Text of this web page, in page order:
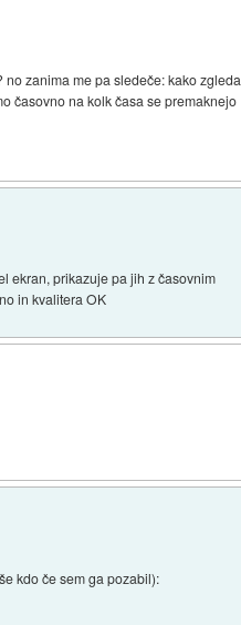
zanima me pa sledeče: kako zgleda
časovno na kolk časa se premaknejo
ekran, prikazuje pa jih z časovnim
in kvalitera OK
kdo če sem ga pozabil):